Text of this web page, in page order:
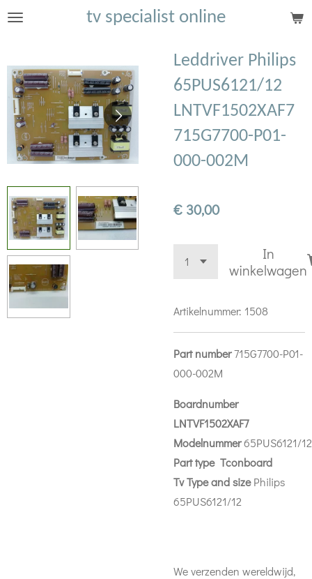
Ga
de
hoofdinhoud
tv specialist online
Leddriver Philips
65PUS6121/12
LNTVF1502XAF7
715G7700-P01-
000-002M
€ 30,00
In
winkelwagen
Artikelnummer: 1508
Part number715G7700-P01-
000-002M
Boardnumber
LNTVF1502XAF7
Modelnummer65PUS6121/12
Parttype Tconboard
Tv Type and sizePhilips
65PUS6121/12
We verzenden wereldwijd,